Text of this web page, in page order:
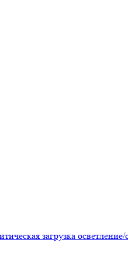
загрузка